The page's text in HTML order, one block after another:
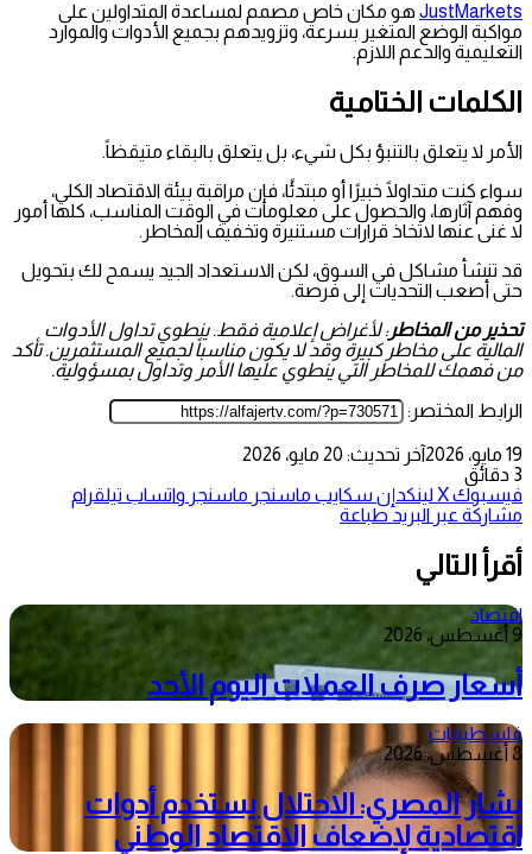
JustMarkets هو مكان خاص مصمم لمساعدة المتداولين على
مواكبة الوضع المتغير بسرعة، وتزويدهم بجميع الأدوات والموارد
التعليمية والدعم اللازم.
الكلمات الختامية
الأمر لا يتعلق بالتنبؤ بكل شيء، بل يتعلق بالبقاء متيقظاً.
سواء كنت متداولًا خبيرًا أو مبتدئًا، فإن مراقبة بيئة الاقتصاد الكلي،
وفهم آثارها، والحصول على معلومات في الوقت المناسب، كلها أمور
لا غنى عنها لاتخاذ قرارات مستنيرة وتخفيف المخاطر.
قد تنشأ مشاكل في السوق، لكن الاستعداد الجيد يسمح لك بتحويل
حتى أصعب التحديات إلى فرصة.
تحذير من المخاطر: لأغراض إعلامية فقط. ينطوي تداول الأدوات
المالية على مخاطر كبيرة وقد لا يكون مناسباً لجميع المستثمرين. تأكد
من فهمك للمخاطر التي ينطوي عليها الأمر وتداول بمسؤولية.
الرابط المختصر:
19 مايو، 2026
آخر تحديث: 20 مايو، 2026
3 دقائق
فيسبوك‫Xلينكدإن سكايب ماسنجر ماسنجر واتساب تيلقرام
مشاركة عبر البريد طباعة
أقرأ التالي
اقتصاد
9 أغسطس، 2026
أسعار صرف العملات اليوم الأحد
فلسطينيات
8 أغسطس، 2026
بشار المصري: الاحتلال يستخدم أدوات
اقتصادية لإضعاف الاقتصاد الوطني